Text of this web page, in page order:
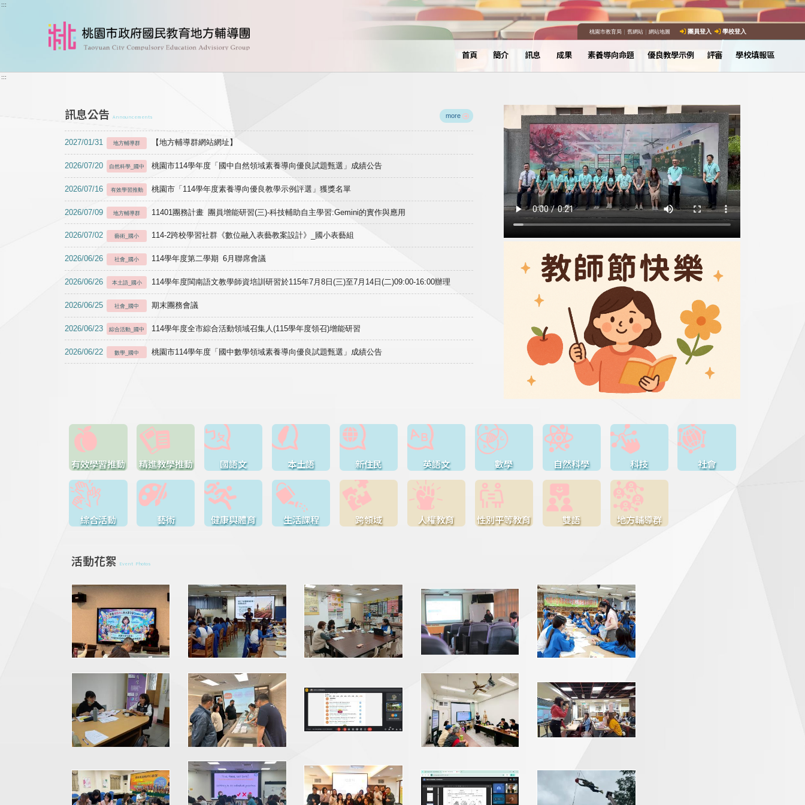
跳到主要內容
:::
桃園市教育局｜ 舊網站｜ 網站地圖 團員登入 學校登入
首頁 簡介 訊息 成果 素養導向命題 優良教學示例 評審 學校填報區
:::
訊息公告 Announcements more
2027/01/31 地方輔導群 【地方輔導群網站網址】
2026/07/20 自然科學_國中 桃園市114學年度「國中自然領域素養導向優良試題甄選」成績公告
2026/07/16 有效學習推動 桃園市「114學年度素養導向優良教學示例評選」獲獎名單
2026/07/09 地方輔導群 11401團務計畫 團員增能研習(三)-科技輔助自主學習:Gemini的實作與應用
2026/07/02 藝術_國小 114-2跨校學習社群《數位融入表藝教案設計》_國小表藝組
2026/06/26 社會_國小 114學年度第二學期 6月聯席會議
2026/06/26 本土語_國小 114學年度閩南語文教學師資培訓研習於115年7月8日(三)至7月14日(二)09:00-16:00辦理
2026/06/25 社會_國中 期末團務會議
2026/06/23 綜合活動_國中 114學年度全市綜合活動領域召集人(115學年度領召)增能研習
2026/06/22 數學_國中 桃園市114學年度「國中數學領域素養導向優良試題甄選」成績公告
有效學習推動 精進教學推動 國語文 本土語 新住民 英語文 數學 自然科學 科技 社會
綜合活動 藝術 健康與體育 生活課程 跨領域 人權教育 性別平等教育 雙語 地方輔導群
活動花絮 Event Photos